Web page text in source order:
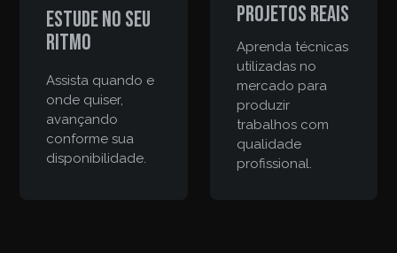
Estude no seu
ritmo
Assista quando e
onde quiser,
avançando
conforme sua
disponibilidade.
Projetos reais
Aprenda técnicas
utilizadas no
mercado para
produzir
trabalhos com
qualidade
profissional.